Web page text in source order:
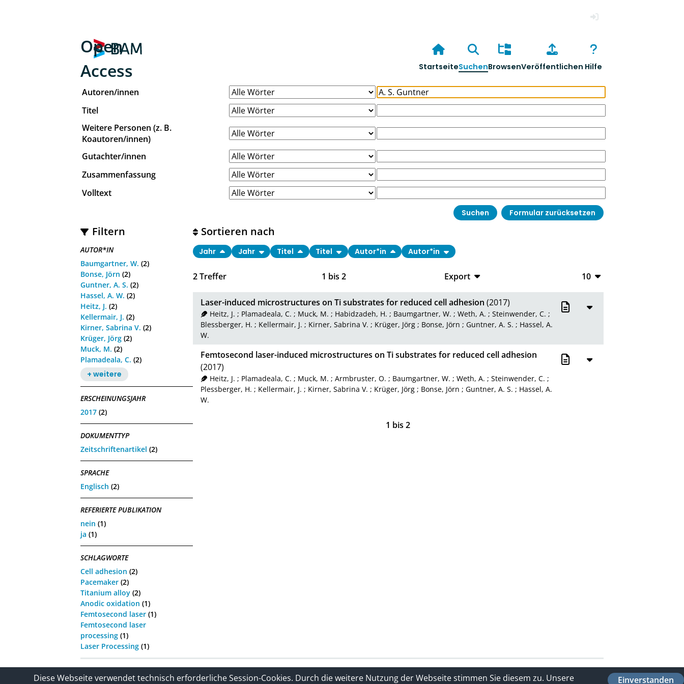
Open
Access
StartseiteSuchenBrowsenVeröffentlichen Hilfe
Autoren/innen
Titel
Weitere Personen (z. B.
Koautoren/innen)
Gutachter/innen
Zusammenfassung
Volltext
Filtern
AUTOR*IN
Baumgartner, W. (2)
Bonse, Jörn (2)
Guntner, A. S. (2)
Hassel, A. W. (2)
Heitz, J. (2)
Kellermair, J. (2)
Kirner, Sabrina V. (2)
Krüger, Jörg (2)
Muck, M. (2)
Plamadeala, C. (2)
+ weitere
ERSCHEINUNGSJAHR
2017 (2)
DOKUMENTTYP
Zeitschriftenartikel (2)
SPRACHE
Englisch (2)
REFERIERTE PUBLIKATION
nein (1)
ja (1)
SCHLAGWORTE
Cell adhesion (2)
Pacemaker (2)
Titanium alloy (2)
Anodic oxidation (1)
Femtosecond laser (1)
Femtosecond laser
processing (1)
Laser Processing (1)
2Treffer 1 bis 2
Export
CSV
RIS
10
10
20
Sortieren nach
Jahr Jahr Titel Titel Autor*in Autor*in
Laser-induced microstructures on Ti substrates for reduced cell adhesion (2017)
Heitz, J. ; Plamadeala, C. ; Muck, M. ; Habidzadeh, H. ; Baumgartner, W. ;Weth, A. ;Steinwender, C. ;
Blessberger, H. ; Kellermair, J. ; Kirner, Sabrina V. ; Krüger, Jörg; Bonse, Jörn ; Guntner, A. S. ; Hassel, A.
W.
Femtosecond laser-induced microstructures on Ti substrates for reduced cell adhesion
(2017)
Heitz, J. ; Plamadeala, C. ; Muck, M. ;Armbruster, O. ; Baumgartner, W. ;Weth, A. ;Steinwender, C. ;
Plessberger, H. ; Kellermair, J. ; Kirner, Sabrina V. ; Krüger, Jörg; Bonse, Jörn ; Guntner, A. S. ; Hassel, A.
W.
1 bis2
Kontakt Impressum / Datenschutzerklärung Sitelinks Einverstanden
Diese Webseite verwendet technisch erforderliche Session-Cookies. Durch die weitere Nutzung der Webseite stimmen Sie diesem zu. Unsere